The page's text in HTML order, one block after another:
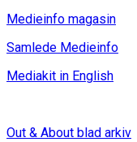
Medieinfo magasin
Samlede Medieinfo
Mediakit in English
Out & About blad arkiv